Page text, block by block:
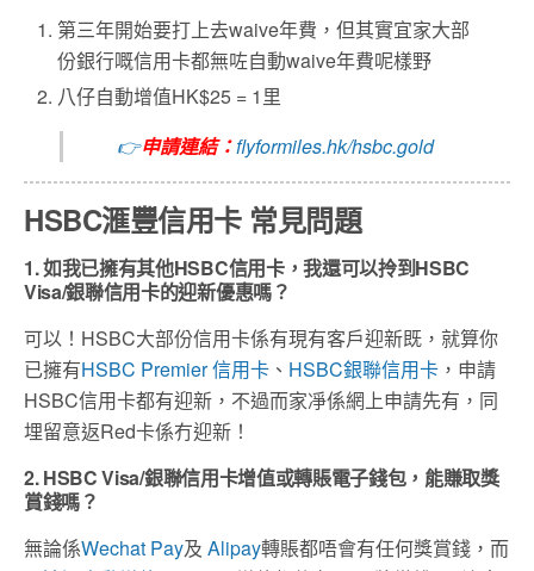
第三年開始要打上去waive年費，但其實宜家大部
份銀行嘅信用卡都無咗自動waive年費呢樣野
八仔自動增值HK$25 = 1里
👉申請連結：flyformiles.hk/hsbc.gold
HSBC滙豐信用卡 常見問題
1. 如我已擁有其他HSBC信用卡，我還可以拎到HSBC
Visa/銀聯信用卡的迎新優惠嗎？
可以！HSBC大部份信用卡係有現有客戶迎新既，就算你
已擁有HSBC Premier 信用卡 、 HSBC銀聯信用卡 ，申請
HSBC信用卡都有迎新，不過而家凈係網上申請先有，同
埋留意返Red卡係冇迎新！
2. HSBC Visa/銀聯信用卡增值或轉賬電子錢包，能賺取獎
賞錢嗎？
無論係Wechat Pay及 Alipay轉賬都唔會有任何獎賞錢，而